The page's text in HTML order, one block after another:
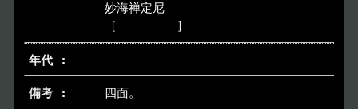
妙海禅定尼
［ ］
四面。